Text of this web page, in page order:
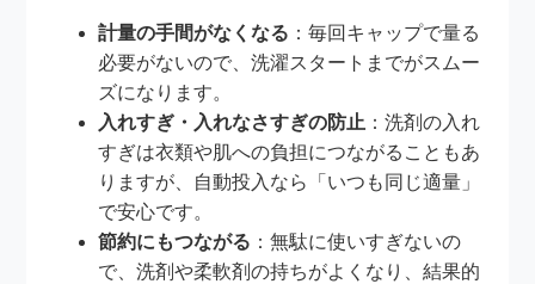
計量の手間がなくなる ：毎回キャップで量る
必要がないので、洗濯スタートまでがスムー
ズになります。
入れすぎ・入れなさすぎの防止 ：洗剤の入れ
すぎは衣類や肌への負担につながることもあ
りますが、自動投入なら「いつも同じ適量」
で安心です。
節約にもつながる ：無駄に使いすぎないの
で、洗剤や柔軟剤の持ちがよくなり、結果的